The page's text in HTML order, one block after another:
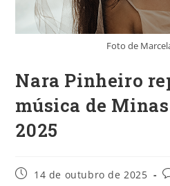
Foto de
Nara Pinheiro
música de
2025
14 de outubro de 2025